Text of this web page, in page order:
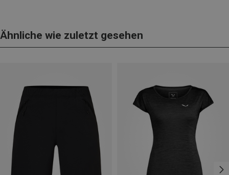
Ähnliche wie zuletzt gesehen